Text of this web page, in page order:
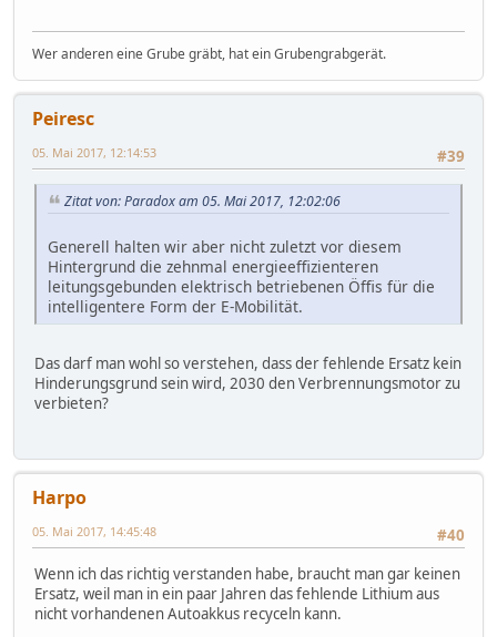
Wer anderen eine Grube gräbt, hat ein Grubengrabgerät.
Peiresc
#39
05. Mai 2017, 12:14:53
Zitat von: Paradox am 05. Mai 2017, 12:02:06
Generell halten wir aber nicht zuletzt vor diesem
Hintergrund die zehnmal energieeffizienteren
leitungsgebunden elektrisch betriebenen Öffis für die
intelligentere Form der E-Mobilität.
Das darf man wohl so verstehen, dass der fehlende Ersatz kein
Hinderungsgrund sein wird, 2030 den Verbrennungsmotor zu
verbieten?
Harpo
#40
05. Mai 2017, 14:45:48
Wenn ich das richtig verstanden habe, braucht man gar keinen
Ersatz, weil man in ein paar Jahren das fehlende Lithium aus
nicht vorhandenen Autoakkus recyceln kann.